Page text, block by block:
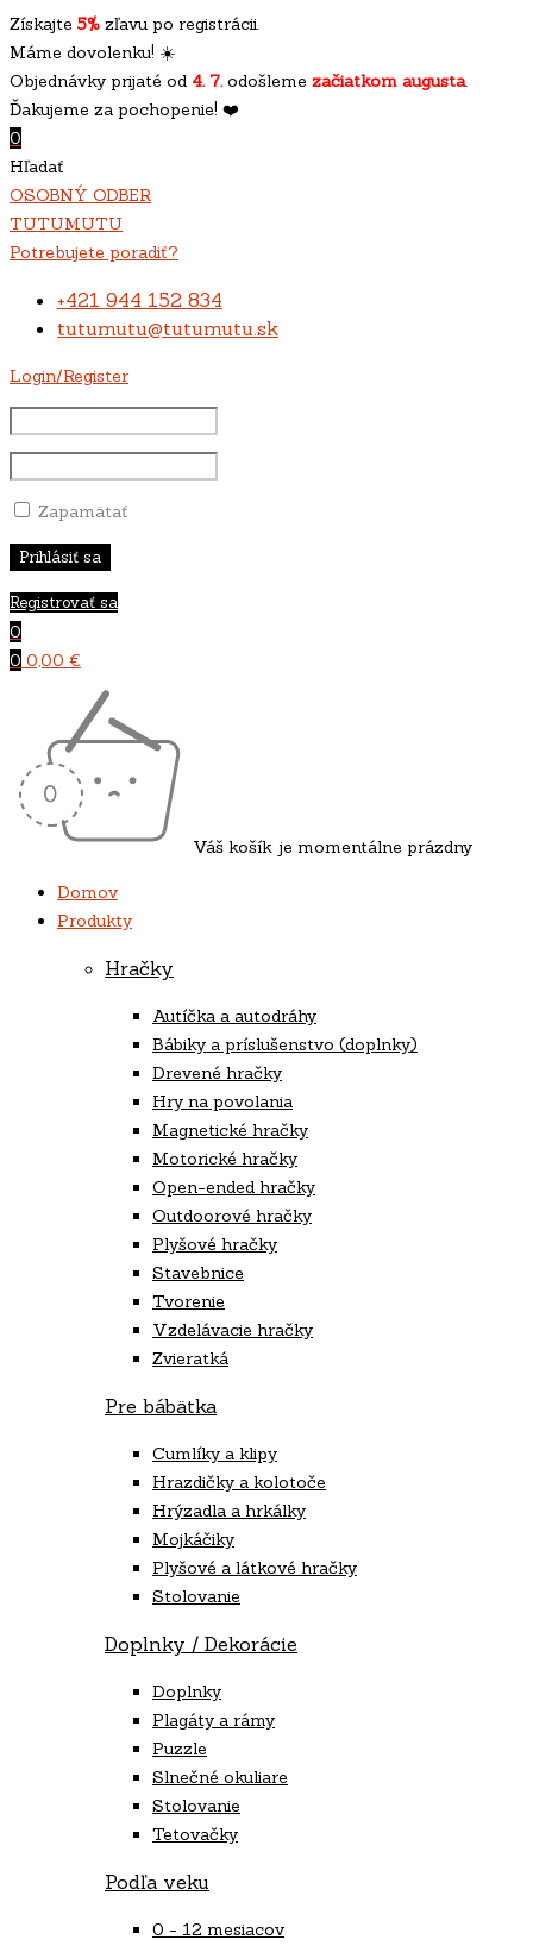
Získajte 5% zľavu po registrácii.
Máme dovolenku! ☀️
Objednávky prijaté od 4. 7.odošleme začiatkom augusta.
Ďakujeme za pochopenie! ❤️
0
Hľadať
OSOBNÝ ODBER
TUTUMUTU
Potrebujete poradiť?
+421 944 152 834
tutumutu@tutumutu.sk
Login/Register
Zapamätať
Registrovať sa
0
0 0,00 €
Váš košík je momentálne prázdny
Domov
Produkty
Hračky
Autíčka a autodráhy
Bábiky a príslušenstvo (doplnky)
Drevené hračky
Hry na povolania
Magnetické hračky
Motorické hračky
Open-ended hračky
Outdoorové hračky
Plyšové hračky
Stavebnice
Tvorenie
Vzdelávacie hračky
Zvieratká
Pre bábätka
Cumlíky a klipy
Hrazdičky a kolotoče
Hrýzadla a hrkálky
Mojkáčiky
Plyšové a látkové hračky
Stolovanie
Doplnky / Dekorácie
Doplnky
Plagáty a rámy
Puzzle
Slnečné okuliare
Stolovanie
Tetovačky
Podľa veku
0 - 12 mesiacov